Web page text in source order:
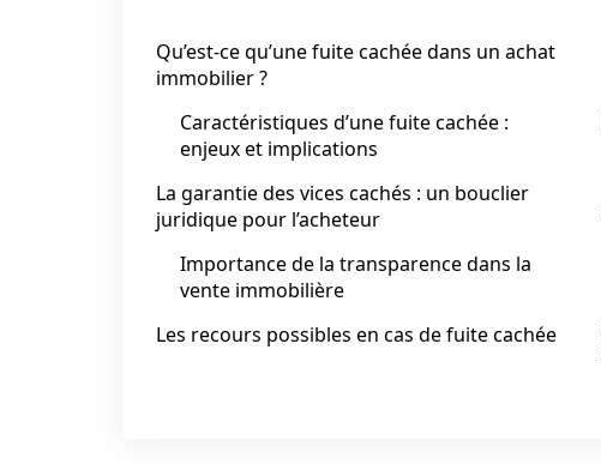
Qu’est-ce qu’une fuite cachée dans un achat
immobilier ?
Caractéristiques d’une fuite cachée :
enjeux et implications
La garantie des vices cachés : un bouclier
juridique pour l’acheteur
Importance de la transparence dans la
vente immobilière
Les recours possibles en cas de fuite cachée